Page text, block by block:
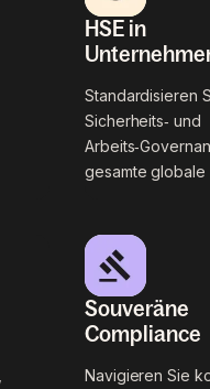
HSE in
Standardisieren
Sicherheits‑ und
gesamte globale
Souveräne
Compliance
Navigieren Sie